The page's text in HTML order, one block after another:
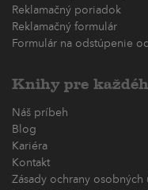
Reklamačný poriadok
Reklamačný formulár
Formulár na odstúpenie
Knihy pre
Náš príbeh
Blog
Kariéra
Kontakt
Zásady ochrany osobných